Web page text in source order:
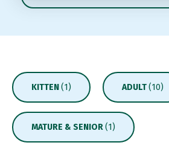
KITTEN(1) ADULT(10)
MATURE & SENIOR(1)